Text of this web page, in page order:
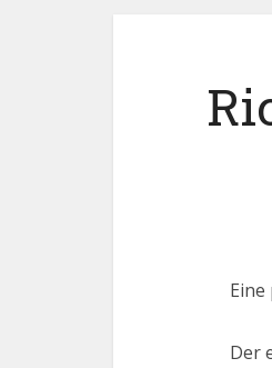
Der